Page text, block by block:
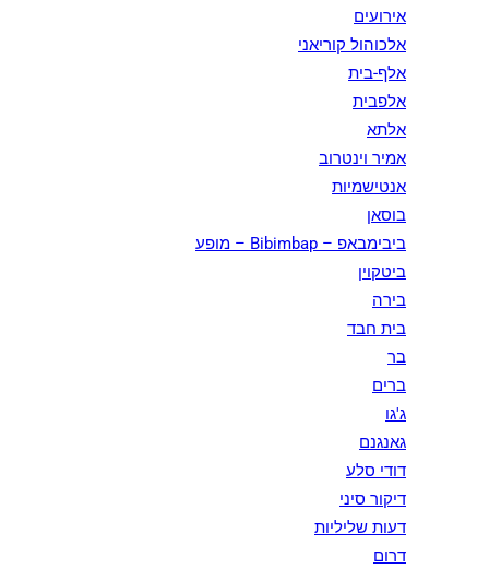
אירועים
אלכוהול קוריאני
אלף-בית
אלפבית
אלתא
אמיר וינטרוב
אנטישמיות
בוסאן
ביבימבאפ – Bibimbap – מופע
ביטקוין
בירה
בית חבד
בר
ברים
ג'גו
גאנגנם
דודי סלע
דיקור סיני
דעות שליליות
דרום